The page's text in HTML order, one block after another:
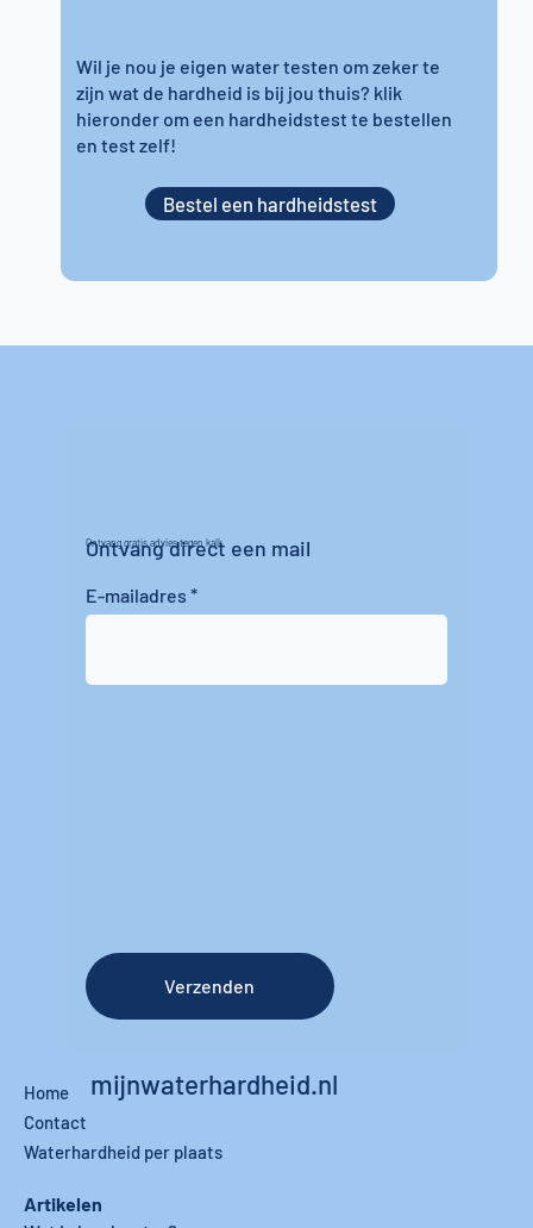
Wil je nou je eigen water testen om zeker te
zijn wat de hardheid is bij jou thuis? klik
hieronder om een hardheidstest te bestellen
en test zelf!
Bestel een hardheidstest
Ontvang gratis advies tegen kalk
Ontvang direct een mail
E-mailadres
Verzenden
mijnwaterhardheid.nl
Home
Contact
Waterhardheid per plaats
Artikelen